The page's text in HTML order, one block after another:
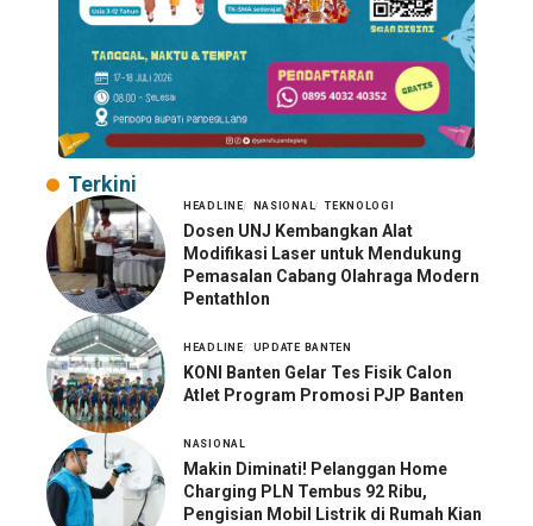
Terkini
HEADLINE NASIONAL TEKNOLOGI
Dosen UNJ Kembangkan Alat
Modifikasi Laser untuk Mendukung
Pemasalan Cabang Olahraga Modern
Pentathlon
HEADLINE UPDATE BANTEN
KONI Banten Gelar Tes Fisik Calon
Atlet Program Promosi PJP Banten
NASIONAL
Makin Diminati! Pelanggan Home
Charging PLN Tembus 92 Ribu,
Pengisian Mobil Listrik di Rumah Kian